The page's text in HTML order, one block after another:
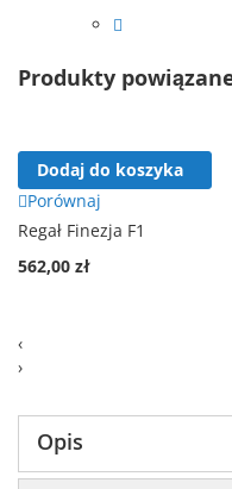
Produkty
Dodaj do koszyka
Porównaj
Regał Finezja F1
562,00 zł
‹
›
Opis